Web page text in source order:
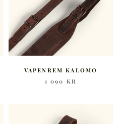
VAPENREM KALOMO
1 090 KR